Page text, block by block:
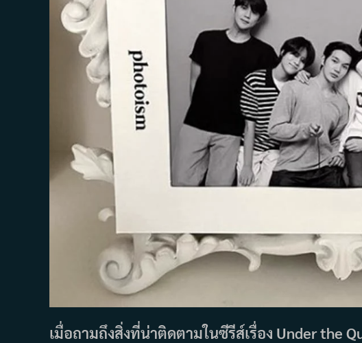
เมื่อถามถึงสิ่งที่น่าติดตามในซีรีส์เรื่อง Under the